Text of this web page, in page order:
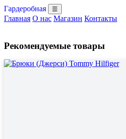
Гардеробная ☰
Главная О нас Магазин Контакты
Рекомендуемые товары